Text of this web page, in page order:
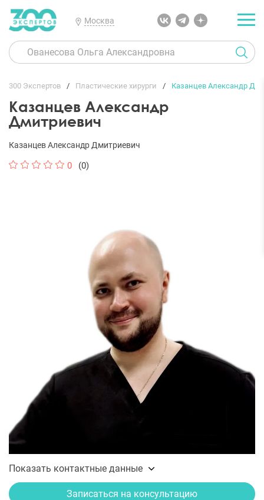
Москва
300 Экспертов Пластические хирурги Казанцев Александр
Казанцев Александр
Дмитриевич
Казанцев Александр Дмитриевич
0 (0)
Показать контактные данные
Записаться на консультацию